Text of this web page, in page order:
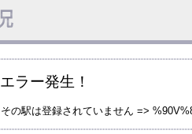
エラー発生！
その駅は登録されていません =>